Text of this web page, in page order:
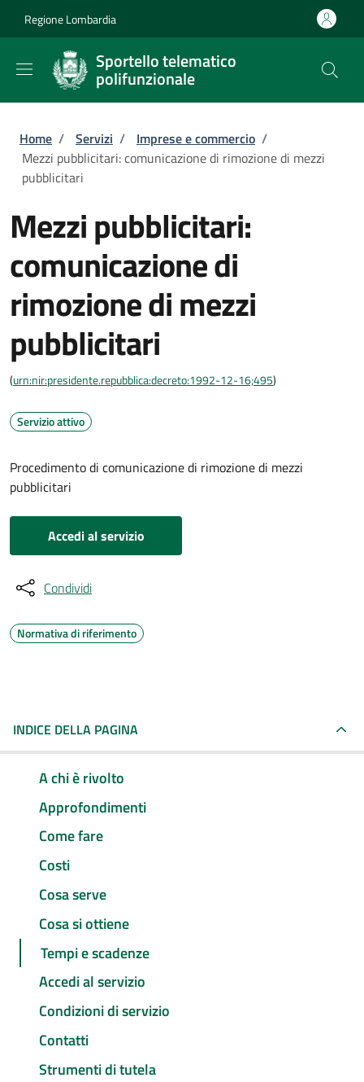
Regione Lombardia
Sportello telematico
polifunzionale
Briciole di pane
Home / Servizi / Imprese e commercio /
Mezzi pubblicitari: comunicazione di rimozione di mezzi
pubblicitari
Mezzi pubblicitari:
comunicazione di
rimozione di mezzi
pubblicitari
(urn:nir:presidente.repubblica:decreto:1992-12-16;495)
Servizio attivo
Procedimento di comunicazione di rimozione di mezzi
pubblicitari
Accedi al servizio
Condividi
Normativa di riferimento
INDICE DELLA PAGINA
A chi è rivolto
Approfondimenti
Come fare
Costi
Cosa serve
Cosa si ottiene
Tempi e scadenze
Accedi al servizio
Condizioni di servizio
Contatti
Strumenti di tutela